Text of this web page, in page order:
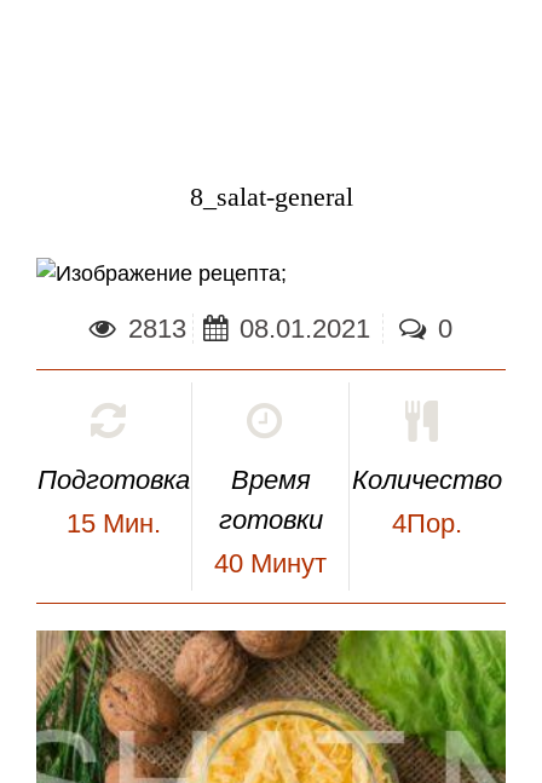
8_salat-general
;
2813 08.01.2021 0
Подготовка
15 Мин.
Время
готовки
40 Минут
Количество
4Пор.